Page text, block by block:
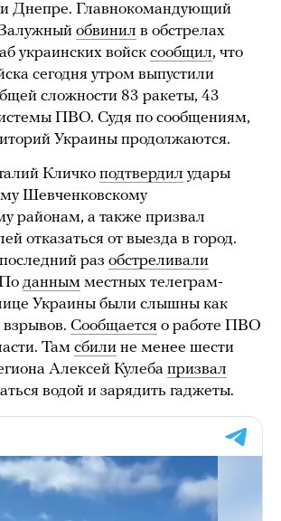
Днепре. Главнокомандующий
обвинил в обстрелах
украинских войск сообщил, что
сегодня утром выпустили
сложности 83 ракеты, 43
ПВО. Судя по сообщениям,
Украины продолжаются.
Кличко подтвердил удары
Шевченковскому
районам, а также призвал
отказаться от выезда в город.
раз обстреливали
данным местных телеграм-
Украины были слышны как
Сообщается о работе ПВО
Там сбили не менее шести
Алексей Кулеба призвал
водой и зарядить гаджеты.